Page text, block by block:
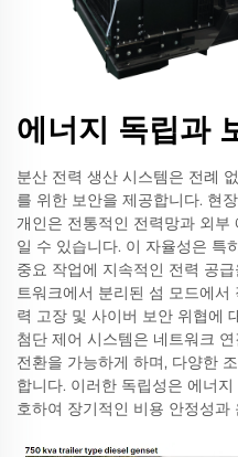
에너지 독립과
분산 전력 생산 시스템은 전례
를 위한 보안을 제공합니다. 현
개인은 전통적인 전력망과 외
일 수 있습니다. 이 자율성은 특
중요 작업에 지속적인 전력 공
트워크에서 분리된 섬 모드에
력 고장 및 사이버 보안 위협에
첨단 제어 시스템은 네트워크
전환을 가능하게 하며, 다양한
합니다. 이러한 독립성은 에너
호하여 장기적인 비용 안정성과